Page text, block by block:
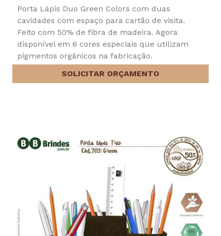
Porta Lápis Duo Green Colors com duas
cavidades com espaço para cartão de visita.
Feito com 50% de fibra de madeira. Agora
disponível em 6 cores especiais que utilizam
pigmentos orgânicos na fabricação.
SOLICITAR ORÇAMENTO